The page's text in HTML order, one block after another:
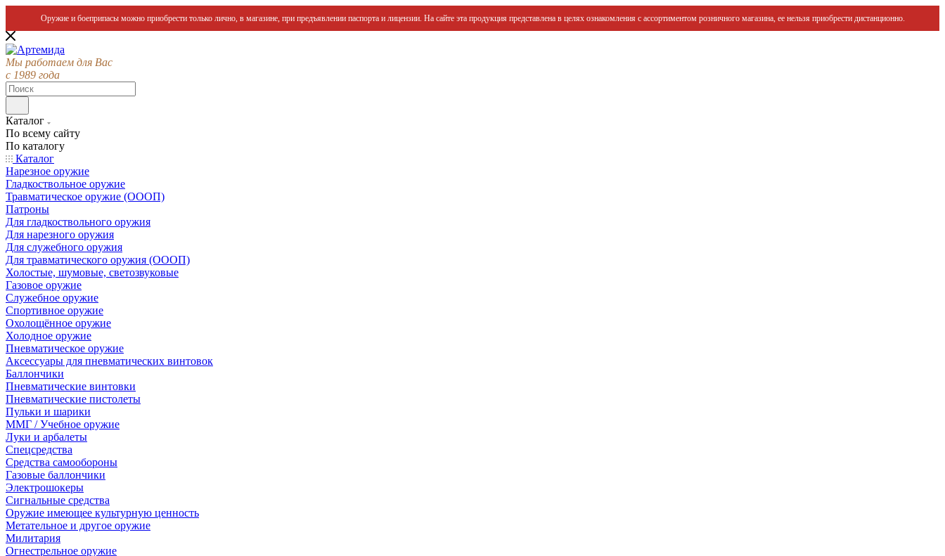
Оружие и боеприпасы можно приобрести только лично, в магазине, при предъявлении паспорта и лицензии. На сайте эта продукция представлена в целях ознакомления с ассортиментом розничного магазина, ее нельзя приобрести дистанционно.
Мы работаем для Вас
с 1989 года
Каталог
По всему сайту
По каталогу
Каталог
Нарезное оружие
Гладкоствольное оружие
Травматическое оружие (ОООП)
Патроны
Для гладкоствольного оружия
Для нарезного оружия
Для служебного оружия
Для травматического оружия (ОООП)
Холостые, шумовые, светозвуковые
Газовое оружие
Служебное оружие
Спортивное оружие
Охолощённое оружие
Холодное оружие
Пневматическое оружие
Аксессуары для пневматических винтовок
Баллончики
Пневматические винтовки
Пневматические пистолеты
Пульки и шарики
ММГ / Учебное оружие
Луки и арбалеты
Спецсредства
Средства самообороны
Газовые баллончики
Электрошокеры
Сигнальные средства
Оружие имеющее культурную ценность
Метательное и другое оружие
Милитария
Огнестрельное оружие